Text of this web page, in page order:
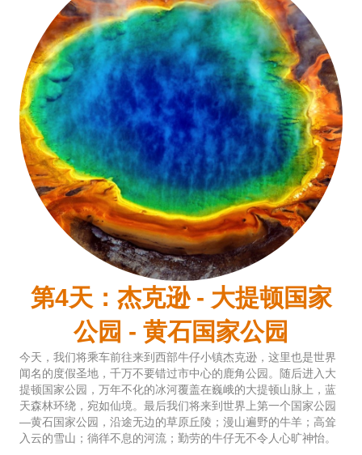
第4天：杰克逊 - 大提顿国家
公园 - 黄石国家公园
今天，我们将乘车前往来到西部牛仔小镇杰克逊，这里也是世界
闻名的度假圣地，千万不要错过市中心的鹿角公园。随后进入大
提顿国家公园，万年不化的冰河覆盖在巍峨的大提顿山脉上，蓝
天森林环绕，宛如仙境。最后我们将来到世界上第一个国家公园
—黄石国家公园，沿途无边的草原丘陵；漫山遍野的牛羊；高耸
入云的雪山；徜徉不息的河流；勤劳的牛仔无不令人心旷神怡。